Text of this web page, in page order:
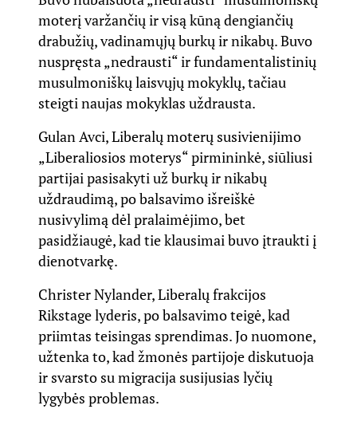
moterį varžančių ir visą kūną dengiančių
drabužių, vadinamųjų burkų ir nikabų. Buvo
nuspręsta „nedrausti“ ir fundamentalistinių
musulmoniškų laisvųjų mokyklų, tačiau
steigti naujas mokyklas uždrausta.
Gulan Avci, Liberalų moterų susivienijimo
„Liberaliosios moterys“ pirmininkė, siūliusi
partijai pasisakyti už burkų ir nikabų
uždraudimą, po balsavimo išreiškė
nusivylimą dėl pralaimėjimo, bet
pasidžiaugė, kad tie klausimai buvo įtraukti į
dienotvarkę.
Christer Nylander, Liberalų frakcijos
Rikstage lyderis, po balsavimo teigė, kad
priimtas teisingas sprendimas. Jo nuomone,
užtenka to, kad žmonės partijoje diskutuoja
ir svarsto su migracija susijusias lyčių
lygybės problemas.